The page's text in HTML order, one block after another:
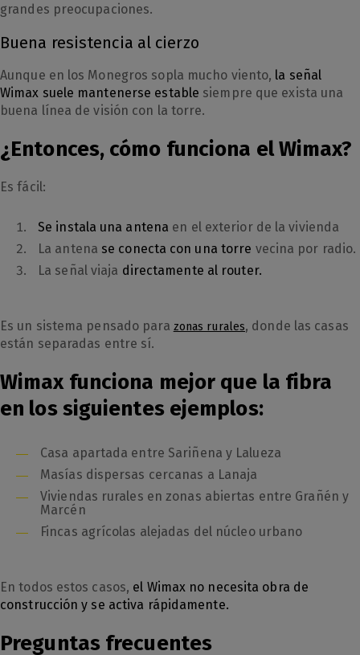
grandes preocupaciones.
Buena resistencia al cierzo
Aunque en los Monegros sopla mucho viento, la señal
Wimax suele mantenerse estable siempre que exista una
buena línea de visión con la torre.
¿Entonces, cómo funciona el Wimax?
Es fácil:
Se instala una antena en el exterior de la vivienda
La antena se conecta con una torre vecina por radio.
La señal viaja directamente al router.
Es un sistema pensado para zonas rurales, donde las casas
están separadas entre sí.
Wimax funciona mejor que la fibra
en los siguientes ejemplos:
Casa apartada entre Sariñena y Lalueza
Masías dispersas cercanas a Lanaja
Viviendas rurales en zonas abiertas entre Grañén y
Marcén
Fincas agrícolas alejadas del núcleo urbano
En todos estos casos, el Wimax no necesita obra de
construcción y se activa rápidamente.
Preguntas frecuentes